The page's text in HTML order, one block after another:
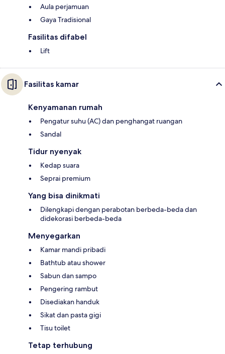
Aula perjamuan
Gaya Tradisional
Fasilitas difabel
Lift
Fasilitas kamar
Kenyamanan rumah
Pengatur suhu (AC) dan penghangat ruangan
Sandal
Tidur nyenyak
Kedap suara
Seprai premium
Yang bisa dinikmati
Dilengkapi dengan perabotan berbeda-beda dan
didekorasi berbeda-beda
Menyegarkan
Kamar mandi pribadi
Bathtub atau shower
Sabun dan sampo
Pengering rambut
Disediakan handuk
Sikat dan pasta gigi
Tisu toilet
Tetap terhubung